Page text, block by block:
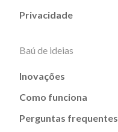
Privacidade
Baú de ideias
Inovações
Como funciona
Perguntas frequentes